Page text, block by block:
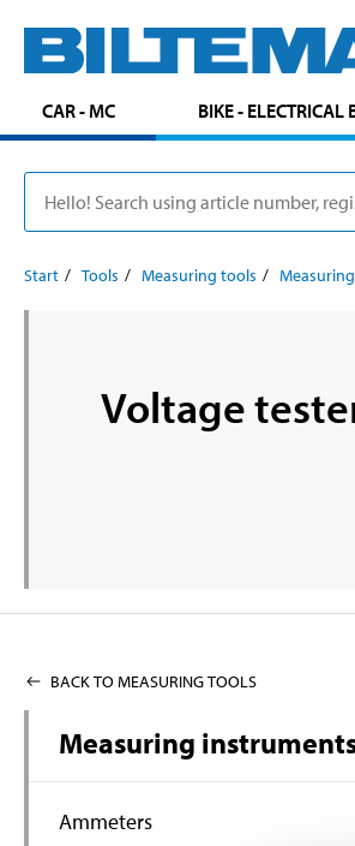
CAR - MC BIKE - ELECTRICAL
Start Tools Measuring tools
Voltage
BACK TO MEASURING TOOLS
Measuring
Ammeters